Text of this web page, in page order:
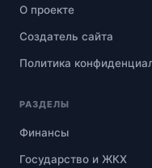
О проекте
Создатель сайта
Политика
РАЗДЕЛЫ
Финансы
Государство и ЖКХ